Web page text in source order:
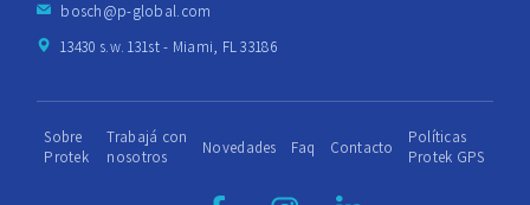
bosch@p-global.com
13430 s.w. 131st - Miami, FL 33186
Sobre
Protek
Trabajá con
nosotros
Novedades Faq Contacto
Políticas
Protek GPS